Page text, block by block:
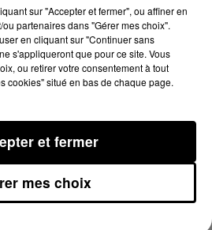
sec
ET GARONNE DU
sur "Accepter et fermer", ou affiner en
partenaires dans "Gérer mes choix".
en cliquant sur "Continuer sans
s'appliqueront que pour ce site. Vous
ou retirer votre consentement à tout
cookies" situé en bas de chaque page.
mes choix
et fermer